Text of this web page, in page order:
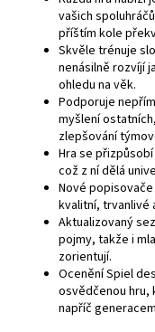
vašich
příštím kole
Skvěle trénuje
nenásilně rozvíjí
ohledu na věk.
Podporuje
myšlení
zlepšování
Hra se
což z ní dělá
Nové
kvalitní, trvanlivé
Aktualizovaný
pojmy, takže i
zorientují.
Ocenění Spiel
osvědčenou hru,
napříč